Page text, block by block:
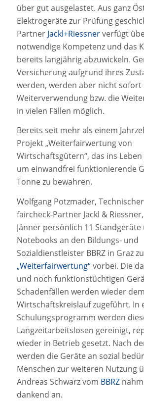
über gut ausgelastet. Aus ganz
Elektrogeräte zur Prüfung
Partner Jackl+Riessnerverfügt
notwendige Kompetenz und das
bereits langjährig abzuwickeln.
Versicherung aufgrund ihres
werden, werden aber nicht sofort
Weiterverwendung bzw. die
in vielen Fällen möglich.
Bereits seit mehr als einem
Projekt „Weiterfairwertung von
Wirtschaftsgütern“, das ins
um einwandfrei funktionierende
Tonne zu bewahren.
Wolfgang Potzmader,
faircheck-Partner Jackl &
Jänner persönlich 11 Standgeräte
Notebooks an den Bildungs- und
Sozialdienstleister BBRZ in Graz
„Weiterfairwertung“vorbei. Die
und noch funktionstüchtigen
Schadenfällen werden wieder dem
Wirtschaftskreislauf zugeführt. In
Schulungsprogramm werden
Langzeitarbeitslosen gereinigt,
wieder in Betrieb gesetzt. Nach
werden die Geräte an sozial
Menschen zur weiteren Nutzung
Andreas Schwarz vom BBRZnahm
dankend an.